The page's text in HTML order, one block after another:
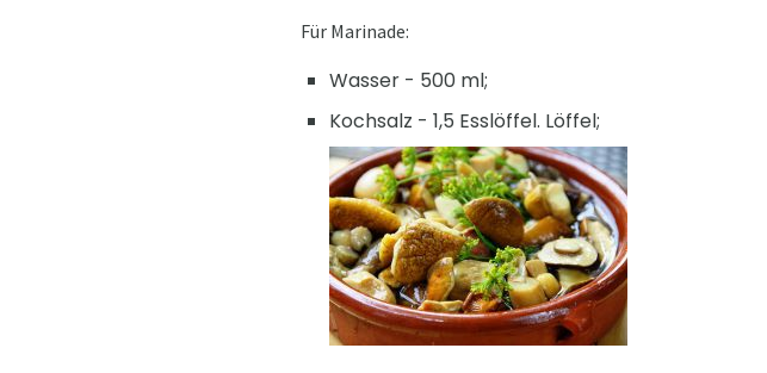
Für Marinade:
Wasser - 500 ml;
Kochsalz - 1,5 Esslöffel. Löffel;